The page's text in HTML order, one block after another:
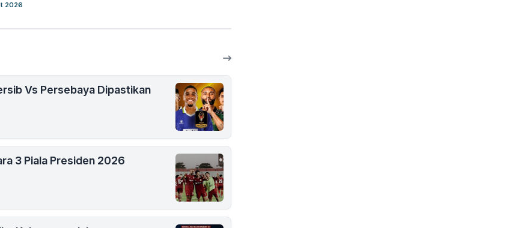
2026
Vs Persebaya Dipastikan
3 Piala Presiden 2026